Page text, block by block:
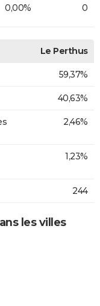
0,00% 0
Le Perthus
59,37%
40,63%
2,46%
1,23%
244
les villes